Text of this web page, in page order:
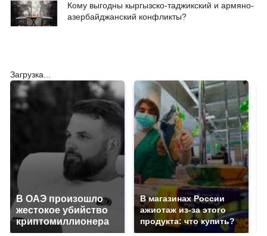
Кому выгодны кыргызско-таджикский и армяно-
азербайджанский конфликты?
Загрузка...
В ОАЭ произошло
жестокое убийство
криптомиллионера
В магазинах России
ажиотаж из-за этого
продукта: что купить?